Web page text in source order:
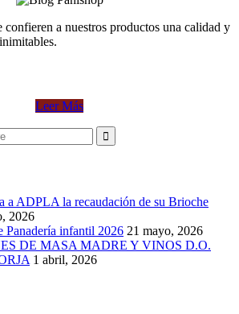
confieren a nuestros productos una calidad y
Leer Más
a ADPLA la recaudación de su Brioche
2026
Panadería infantil 2026 21 mayo, 2026
DE MASA MADRE Y VINOS D.O.
1 abril, 2026